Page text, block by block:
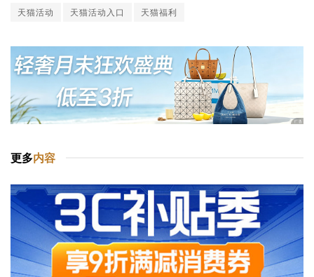
天猫活动
天猫活动入口 天猫福利
更多内容